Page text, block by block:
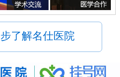
了解名仕医院